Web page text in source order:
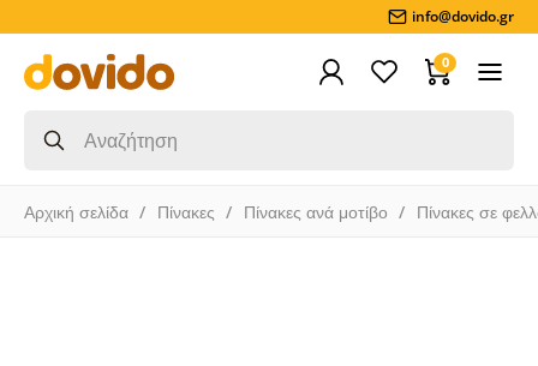
info@dovido.gr
0
Αρχική σελίδα Πίνακες Πίνακες ανά μοτίβο Πίνακες σε